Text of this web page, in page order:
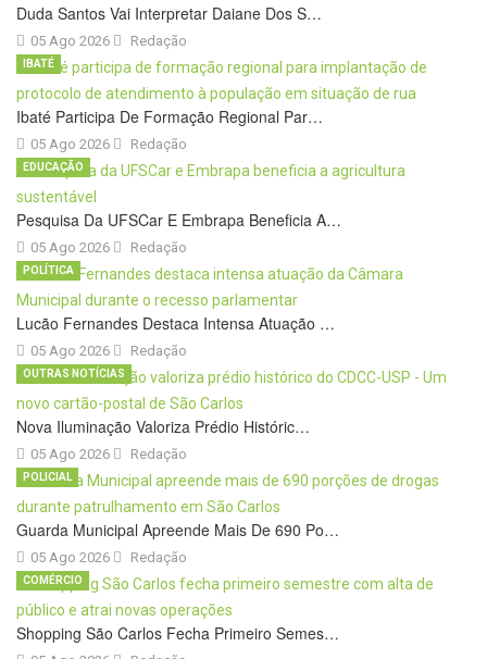
Duda Santos Vai Interpretar Daiane Dos S…
05 Ago 2026 Redação
Ibaté Participa De Formação Regional Par…
05 Ago 2026
IBATÉ
Redação
Pesquisa Da UFSCar E Embrapa Beneficia A…
05 Ago 2026
EDUCAÇÃO
Redação
Lucão Fernandes Destaca Intensa Atuação …
05 Ago 2026
POLÍTICA
Redação
Nova Iluminação Valoriza Prédio Históric…
05 Ago 2026
OUTRAS NOTÍCIAS
Redação
Guarda Municipal Apreende Mais De 690 Po…
05 Ago 2026
POLICIAL
Redação
Shopping São Carlos Fecha Primeiro Semes…
COMÉRCIO